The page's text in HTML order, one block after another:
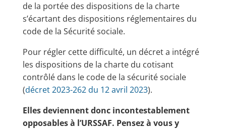
de la portée des dispositions de la charte
s’écartant des dispositions réglementaires du
code de la Sécurité sociale.
Pour régler cette difficulté, un décret a intégré
les dispositions de la charte du cotisant
contrôlé dans le code de la sécurité sociale
(décret 2023-262 du 12 avril 2023).
Elles deviennent donc incontestablement
opposables à l’URSSAF. Pensez à vous y